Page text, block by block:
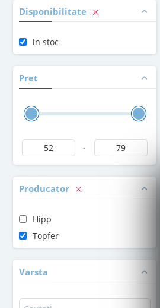
Disponibilitate
in stoc
Pret
-
Producator
Hipp
Topfer
Varsta